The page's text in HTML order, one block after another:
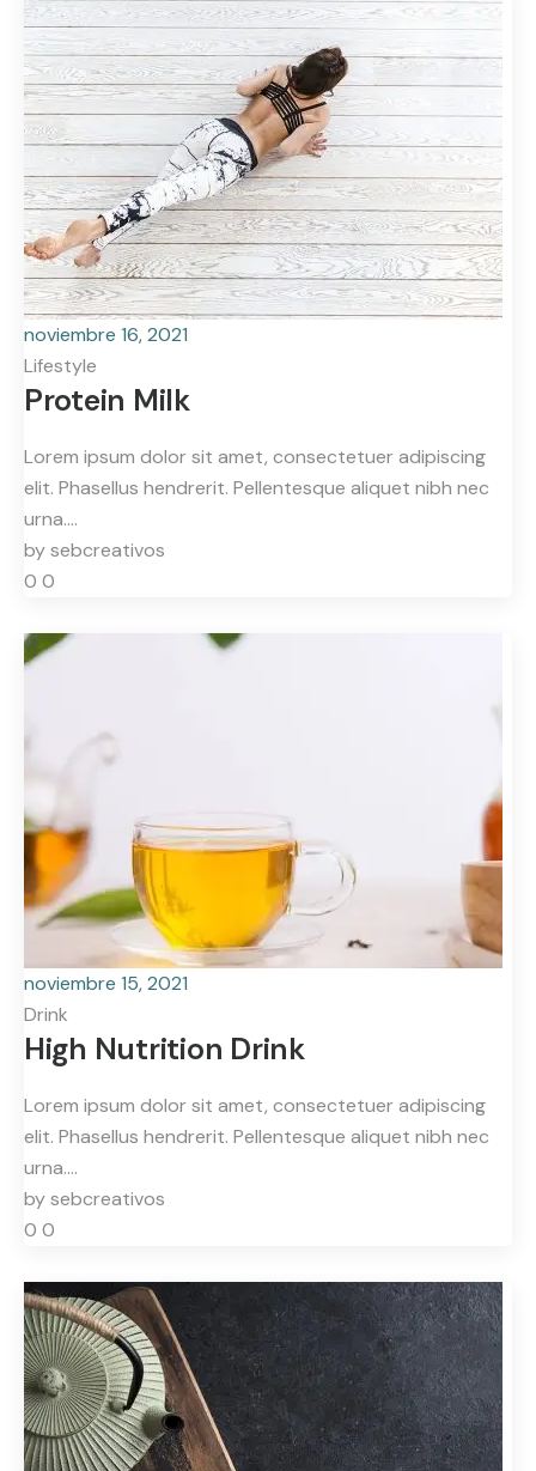
noviembre 16, 2021
Lifestyle
Protein Milk
Lorem ipsum dolor sit amet, consectetuer adipiscing
elit. Phasellus hendrerit. Pellentesque aliquet nibh nec
urna.…
bysebcreativos
0 0
noviembre 15, 2021
Drink
High Nutrition Drink
Lorem ipsum dolor sit amet, consectetuer adipiscing
elit. Phasellus hendrerit. Pellentesque aliquet nibh nec
urna.…
bysebcreativos
0 0